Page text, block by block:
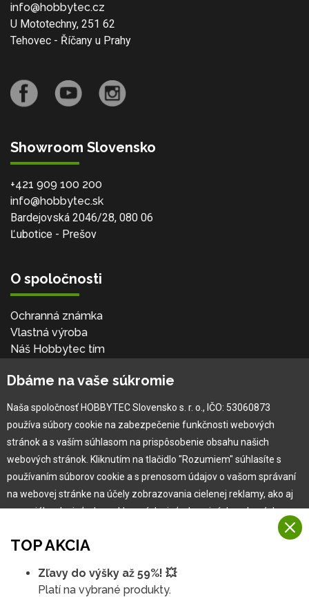
info@hobbytec.cz
U Mototechny, 251 62
Tehovec - Říčany u Prahy
Showroom Slovensko
+421 909 100 200
info@hobbytec.sk
Bardejovská 2046/28, 080 06
Ľubotice - Prešov
O spoločnosti
Ochranná známka
Vlastná výroba
Náš Hobbytec tím
Naša história
Pre zákazníka
Garancia najlepšej ceny
Užívateľský manuál
Reklamácia
TOP AKCIA
Zľavy do výšky až 59%! 💥
Platí na vybrané produkty.
Dbáme na vaše súkromie
Naša spoločnosť HOBBYTEC Slovensko s. r. o., IČO: 53060873
používa súbory cookie na zabezpečenie funkčnosti webových
stránok a s vaším súhlasom na prispôsobenie obsahu našich
webových stránok. Kliknutím na tlačidlo "Rozumiem" súhlasíte s
používaním súborov cookie a s prenosom údajov o vašom správaní
na webovej stránke na účely zobrazovania cielenej reklamy, ako aj
na sociálnych sieťach a reklamných sieťach na iných webových
Viac informácií
Na našich webových stránkach používame niekoľko kategórií